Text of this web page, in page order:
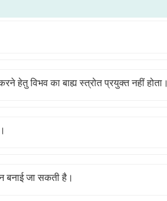
हेतु विभव का बाह्य स्त्रोत प्रयुक्त नहीं होता।
बनाई जा सकती है।